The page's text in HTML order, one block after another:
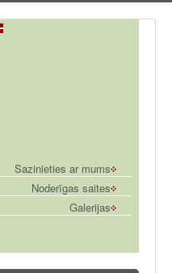
Sazinieties ar mums
Noderīgas saites
Galerijas